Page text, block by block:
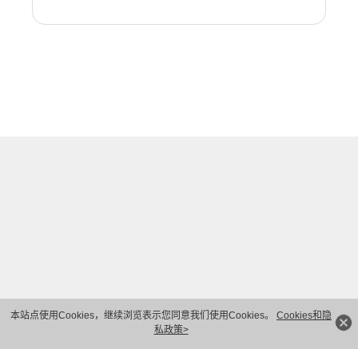
本站点使用Cookies，继续浏览表示您同意我们使用Cookies。 Cookies和隐
私政策>